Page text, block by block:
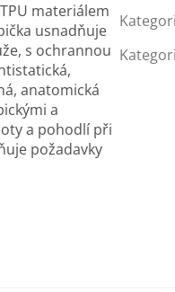
materiálem
usnadňuje
s ochrannou
anatomická
a
a pohodlí při
požadavky